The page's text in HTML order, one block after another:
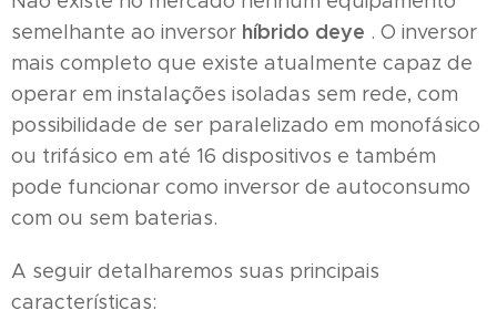
semelhante ao inversor híbrido deye . O inversor
mais completo que existe atualmente capaz de
operar em instalações isoladas sem rede, com
possibilidade de ser paralelizado em monofásico
ou trifásico em até 16 dispositivos e também
pode funcionar como inversor de autoconsumo
com ou sem baterias.
A seguir detalharemos suas principais
características: